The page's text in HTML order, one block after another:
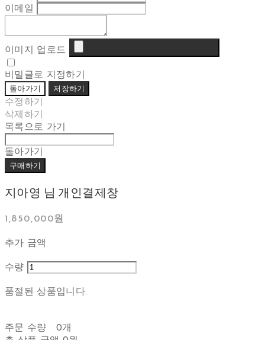
이메일
이미지 업로드
비밀글로 지정하기
돌아가기 저장하기
수정하기
삭제하기
목록으로 가기
돌아가기
구매하기
지아영 님 개인결제창
1,850,000원
추가 금액
수량
품절된 상품입니다.
주문 수량
0개